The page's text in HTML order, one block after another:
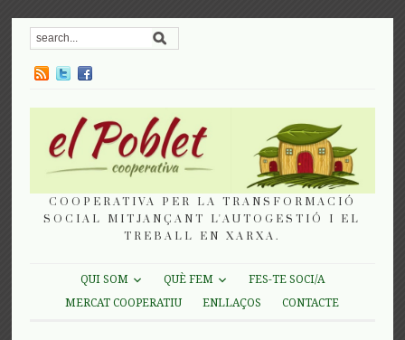
COOPERATIVA PER LA TRANSFORMACIÓ
SOCIAL MITJANÇANT L'AUTOGESTIÓ I EL
TREBALL EN XARXA.
QUI SOM QUÈ FEM
FES-TE SOCI/A
MERCAT COOPERATIU
ENLLAÇOS CONTACTE